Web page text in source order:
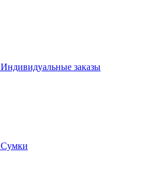
Индивидуальные заказы
Сумки